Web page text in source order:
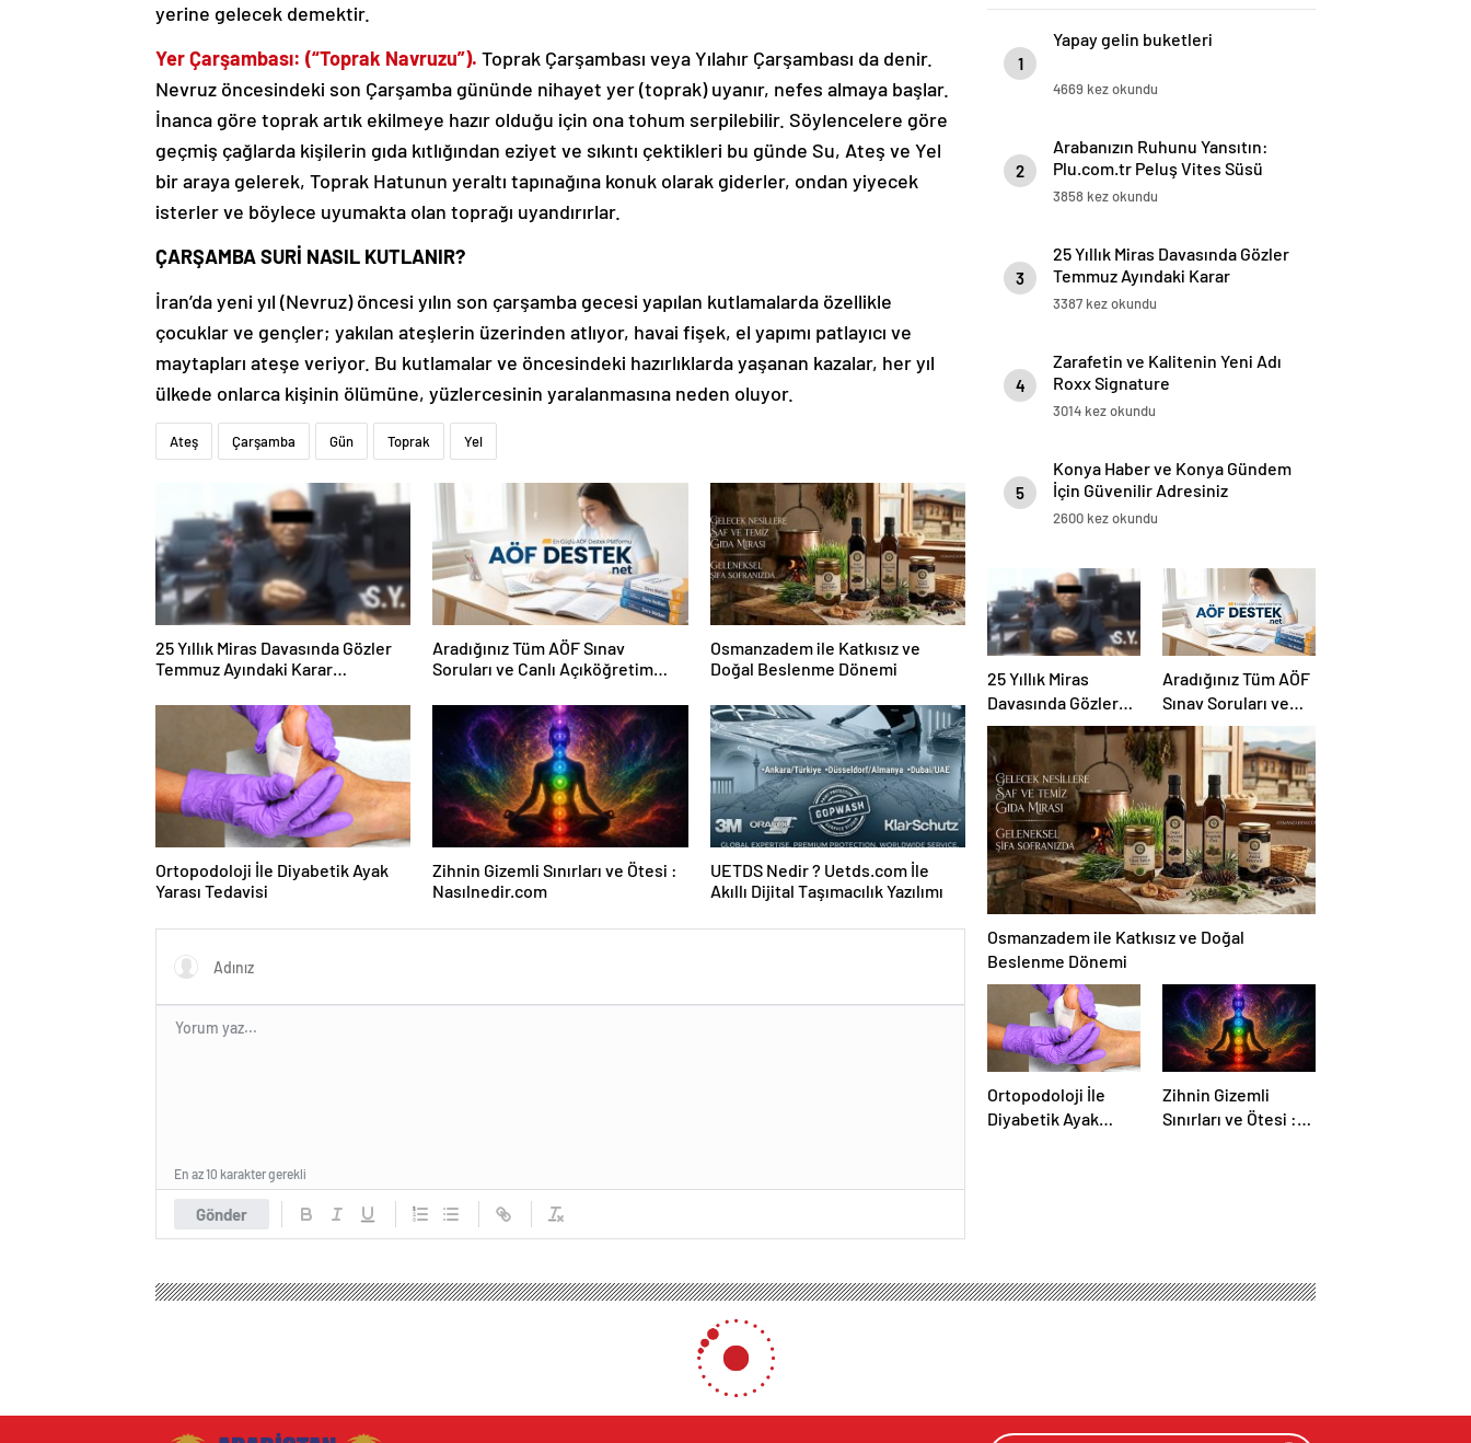
yerine gelecek demektir.
Yer Çarşambası: (“Toprak Navruzu”). Toprak Çarşambası veya Yılahır Çarşambası da denir.
Nevruz öncesindeki son Çarşamba gününde nihayet yer (toprak) uyanır, nefes almaya başlar.
İnanca göre toprak artık ekilmeye hazır olduğu için ona tohum serpilebilir. Söylencelere göre
geçmiş çağlarda kişilerin gıda kıtlığından eziyet ve sıkıntı çektikleri bu günde Su, Ateş ve Yel
bir araya gelerek, Toprak Hatunun yeraltı tapınağına konuk olarak giderler, ondan yiyecek
isterler ve böylece uyumakta olan toprağı uyandırırlar.
ÇARŞAMBA SURİ NASIL KUTLANIR?
İran’da yeni yıl (Nevruz) öncesi yılın son çarşamba gecesi yapılan kutlamalarda özellikle
çocuklar ve gençler; yakılan ateşlerin üzerinden atlıyor, havai fişek, el yapımı patlayıcı ve
maytapları ateşe veriyor. Bu kutlamalar ve öncesindeki hazırlıklarda yaşanan kazalar, her yıl
ülkede onlarca kişinin ölümüne, yüzlercesinin yaralanmasına neden oluyor.
Ateş Çarşamba Gün Toprak Yel
25 Yıllık Miras Davasında Gözler
Temmuz Ayındaki Karar
Aradığınız Tüm AÖF Sınav
Soruları ve Canlı Açıköğretim
Osmanzadem ile Katkısız ve
Doğal Beslenme Dönemi
Ortopodoloji İle Diyabetik Ayak
Yarası Tedavisi
Zihnin Gizemli Sınırları ve Ötesi :
Nasılnedir.com
UETDS Nedir ? Uetds.com İle
Akıllı Dijital Taşımacılık Yazılımı
Gönder
En az 10 karakter gerekli
1
Yapay gelin buketleri
4669 kez okundu
2
Arabanızın Ruhunu Yansıtın:
Plu.com.tr Peluş Vites Süsü
Modelleri
3858 kez okundu
3
25 Yıllık Miras Davasında Gözler
Temmuz Ayındaki Karar
Duruşmasına Çevrildi
3387 kez okundu
4
Zarafetin ve Kalitenin Yeni Adı
Roxx Signature
3014 kez okundu
5
Konya Haber ve Konya Gündem
İçin Güvenilir Adresiniz
2600 kez okundu
25 Yıllık Miras
Davasında Gözler
Temmuz Ayındaki
Karar Duruşmasına
Çevrildi
Aradığınız Tüm AÖF
Sınav Soruları ve
Canlı Açıköğretim
Forumu Burada
Osmanzadem ile Katkısız ve Doğal
Beslenme Dönemi
Ortopodoloji İle
Diyabetik Ayak
Zihnin Gizemli
Sınırları ve Ötesi :